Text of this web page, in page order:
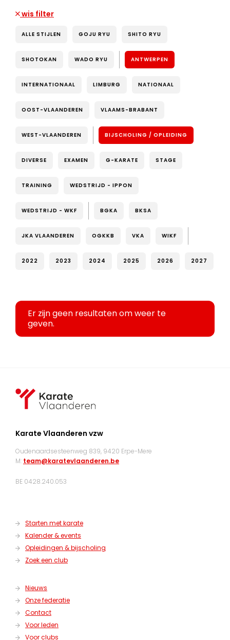
wis filter
ALLE STIJLEN GOJU RYU SHITO RYU
SHOTOKAN WADO RYU ANTWERPEN
INTERNATIONAAL LIMBURG NATIONAAL
OOST-VLAANDEREN VLAAMS-BRABANT
WEST-VLAANDEREN BIJSCHOLING / OPLEIDING
DIVERSE EXAMEN G-KARATE STAGE
TRAINING WEDSTRIJD - IPPON
WEDSTRIJD - WKF BGKA BKSA
JKA VLAANDEREN OGKKB VKA WIKF
2022 2023 2024 2025 2026 2027
Er zijn geen resultaten om weer te
geven.
Karate Vlaanderen vzw
Oudenaardsesteenweg 839, 9420 Erpe-Mere
M: team@karatevlaanderen.be
BE 0428.240.053
Starten met karate
Kalender & events
Opleidingen & bijscholing
Zoek een club
Nieuws
Onze federatie
Contact
Voor leden
Voor clubs